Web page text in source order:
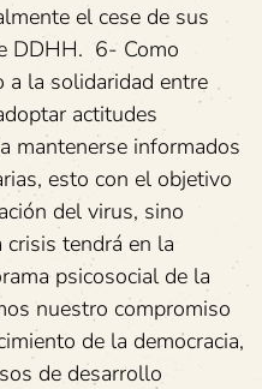
el cese de sus
DDHH. 6- Como
a la solidaridad entre
actitudes
mantenerse informados
esto con el objetivo
del virus, sino
tendrá en la
psicosocial de la
nuestro compromiso
de la democracia,
de desarrollo